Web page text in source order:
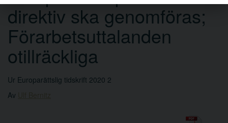
direktiv ska genomföras;
Förarbetsuttalanden
otillräckliga
Ur Europarättslig tidskrift 2020 2
Av